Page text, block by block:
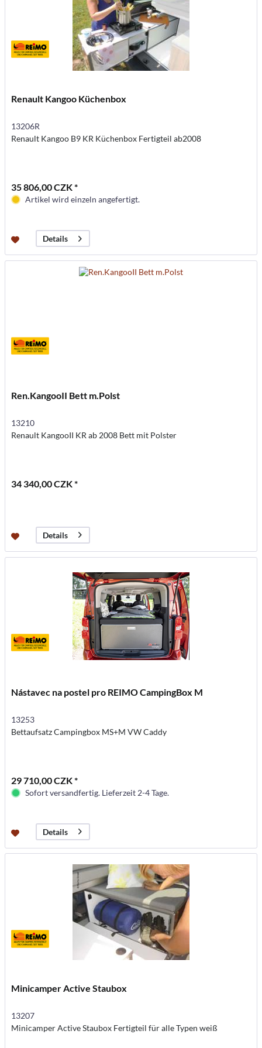
Renault Kangoo Küchenbox
13206R
Renault Kangoo B9 KR Küchenbox Fertigteil ab2008
35 806,00 CZK *
Artikel wird einzeln angefertigt.
Details
Ren.KangooII Bett m.Polst
13210
Renault KangooII KR ab 2008 Bett mit Polster
34 340,00 CZK *
Details
Nástavec na postel pro REIMO CampingBox M
13253
Bettaufsatz Campingbox MS+M VW Caddy
29 710,00 CZK *
Sofort versandfertig. Lieferzeit 2-4 Tage.
Details
Minicamper Active Staubox
13207
Minicamper Active Staubox Fertigteil für alle Typen weiß